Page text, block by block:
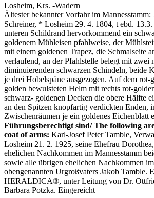
Losheim, Krs. -Wadern
Ältester bekannter Vorfahr im Mannesstamm:
Schreiner, * Losheim 29. 4. 1804, t ebd.
unteren Schildrand hervorkommend ein
goldenem Mühleisen pfahlweise, der
mit einem goldenen Trapez, die Schmalseite
verlaufend, an der Pfahlstelle belegt mit zwei
diminuierenden schwarzen Schindeln, beide
je drei Hobelspäne ausgezogen. Auf dem rot-
golden bewulsteten Helm mit rechts rot-
schwarz- goldenen Decken die obere Hälfte
an den Spitzen knopfartig verdickten Enden,
Zwischenräumen je ein goldenes Eichenblatt
Führungsberechtigt sind/ The following
coat of arms: Karl-Josef Peter Tamble,
Losheim 21. 2. 1925, seine Ehefrau
ehelichen Nachkommen im Mannesstamm
sowie alle übrigen ehelichen Nachkommen
obengenannten Urgroßvaters Jakob Tamble.
HERALDICA®, unter Leitung von Dr.
Barbara Potzka. Eingereicht